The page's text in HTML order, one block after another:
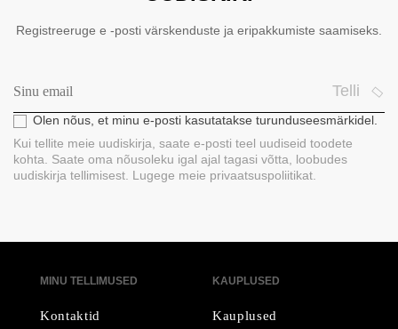
Registreeruge e -posti värskenduste ja eripakkumiste saamiseks.
Telli
Olen nõus, et minu e-posti kasutatakse turunduseesmärkidel.
Kui tellite meie uudiskirja, saate e-posti teel uudiseid toodete
kohta. Saate oma nõusoleku igal ajal tagasi võtta, loobudes
uudiskirja tellimisest. Lugege meie privaatsuspoliitikat.
MINU TELLIMUSED
Kontaktid
KAUPLUSED
Kauplused